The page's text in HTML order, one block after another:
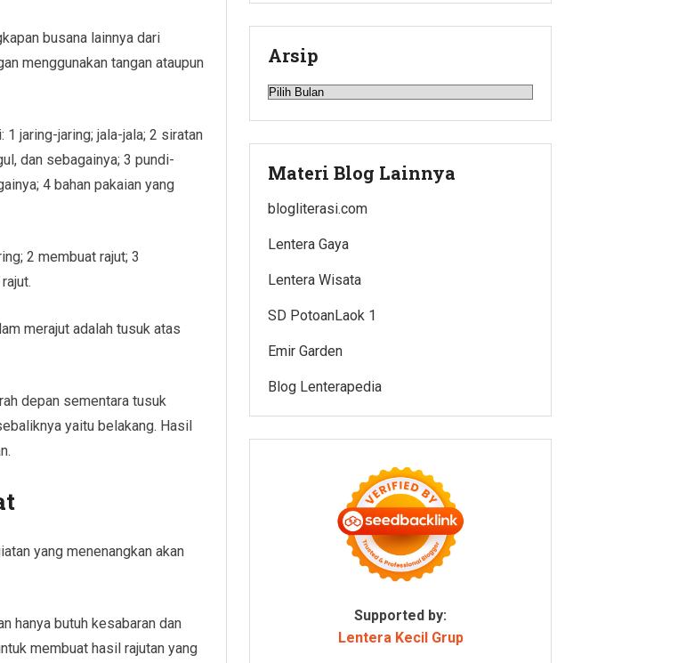
busana lainnya dari
menggunakan tangan ataupun
jaring-jaring; jala-jala; 2 siratan
dan sebagainya; 3 pundi-
4 bahan pakaian yang
2 membuat rajut; 3
merajut adalah tusuk atas
depan sementara tusuk
yaitu belakang. Hasil
yang menenangkan akan
hanya butuh kesabaran dan
membuat hasil rajutan yang
Arsip
Arsip
Materi Blog Lainnya
blogliterasi.com
Lentera Gaya
Lentera Wisata
SD PotoanLaok 1
Emir Garden
Blog Lenterapedia
Supported by:
Lentera Kecil Grup